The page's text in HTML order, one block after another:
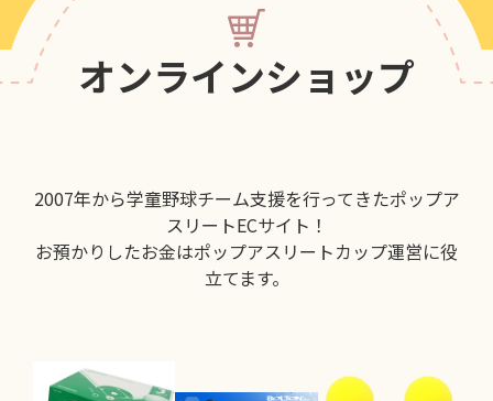
オンラインショップ
2007年から学童野球チーム支援を行ってきたポップア
スリートECサイト！
お預かりしたお金はポップアスリートカップ運営に役
立てます。